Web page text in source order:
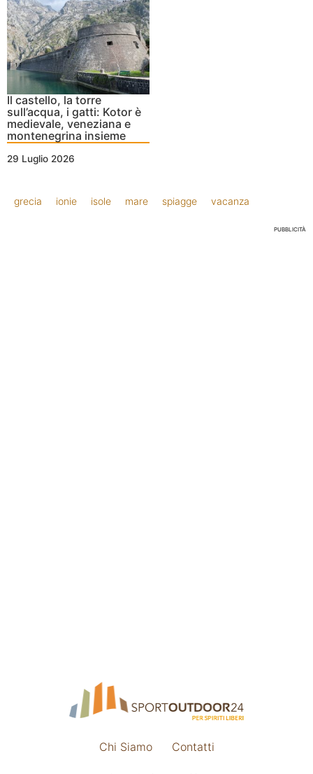
Il castello, la torre
sull’acqua, i gatti: Kotor è
medievale, veneziana e
montenegrina insieme
29 Luglio 2026
grecia ionie isole mare spiagge vacanza
PUBBLICITÀ
Chi Siamo Contatti